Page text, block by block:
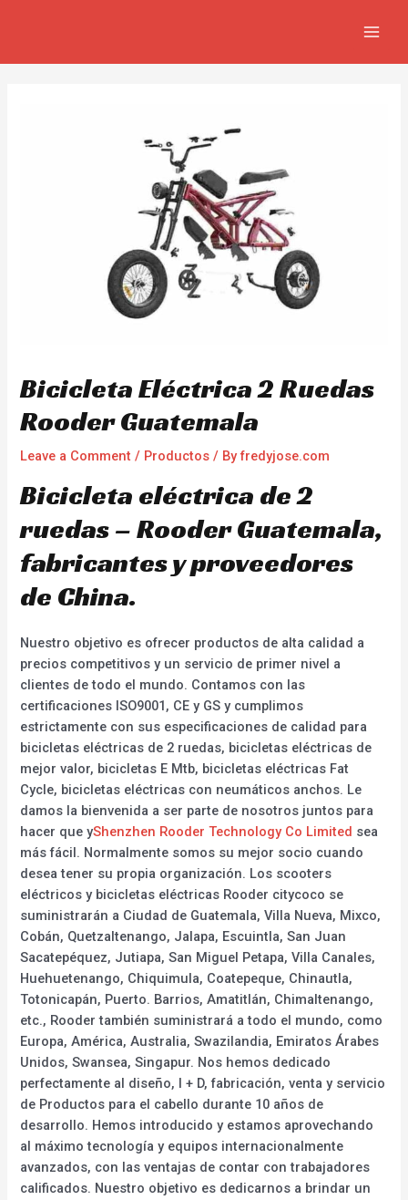
Bicicleta Eléctrica 2 Ruedas
Rooder Guatemala
Leave a Comment / Productos / Byfredyjose.com
Bicicleta eléctrica de 2
ruedas – Rooder Guatemala,
fabricantes y proveedores
de China.
Nuestro objetivo es ofrecer productos de alta calidad a
precios competitivos y un servicio de primer nivel a
clientes de todo el mundo. Contamos con las
certificaciones ISO9001, CE y GS y cumplimos
estrictamente con sus especificaciones de calidad para
bicicletas eléctricas de 2 ruedas, bicicletas eléctricas de
mejor valor, bicicletas E Mtb, bicicletas eléctricas Fat
Cycle, bicicletas eléctricas con neumáticos anchos. Le
damos la bienvenida a ser parte de nosotros juntos para
hacer que yShenzhen Rooder Technology Co Limited sea
más fácil. Normalmente somos su mejor socio cuando
desea tener su propia organización. Los scooters
eléctricos y bicicletas eléctricas Rooder citycoco se
suministrarán a Ciudad de Guatemala, Villa Nueva, Mixco,
Cobán, Quetzaltenango, Jalapa, Escuintla, San Juan
Sacatepéquez, Jutiapa, San Miguel Petapa, Villa Canales,
Huehuetenango, Chiquimula, Coatepeque, Chinautla,
Totonicapán, Puerto. Barrios, Amatitlán, Chimaltenango,
etc., Rooder también suministrará a todo el mundo, como
Europa, América, Australia, Swazilandia, Emiratos Árabes
Unidos, Swansea, Singapur. Nos hemos dedicado
perfectamente al diseño, I + D, fabricación, venta y servicio
de Productos para el cabello durante 10 años de
desarrollo. Hemos introducido y estamos aprovechando
al máximo tecnología y equipos internacionalmente
avanzados, con las ventajas de contar con trabajadores
calificados. Nuestro objetivo es dedicarnos a brindar un